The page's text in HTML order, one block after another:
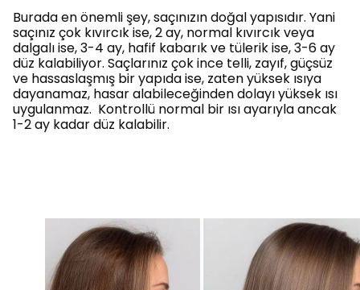
Burada en önemli şey, saçınızın doğal yapısıdır. Yani
saçınız çok kıvırcık ise, 2 ay, normal kıvırcık veya
dalgalı ise, 3-4 ay, hafif kabarık ve tülerik ise, 3-6 ay
düz kalabiliyor. Saçlarınız çok ince telli, zayıf, güçsüz
ve hassaslaşmış bir yapıda ise, zaten yüksek ısıya
dayanamaz, hasar alabileceğinden dolayı yüksek ısı
uygulanmaz. Kontrollü normal bir ısı ayarıyla ancak
1-2 ay kadar düz kalabilir.